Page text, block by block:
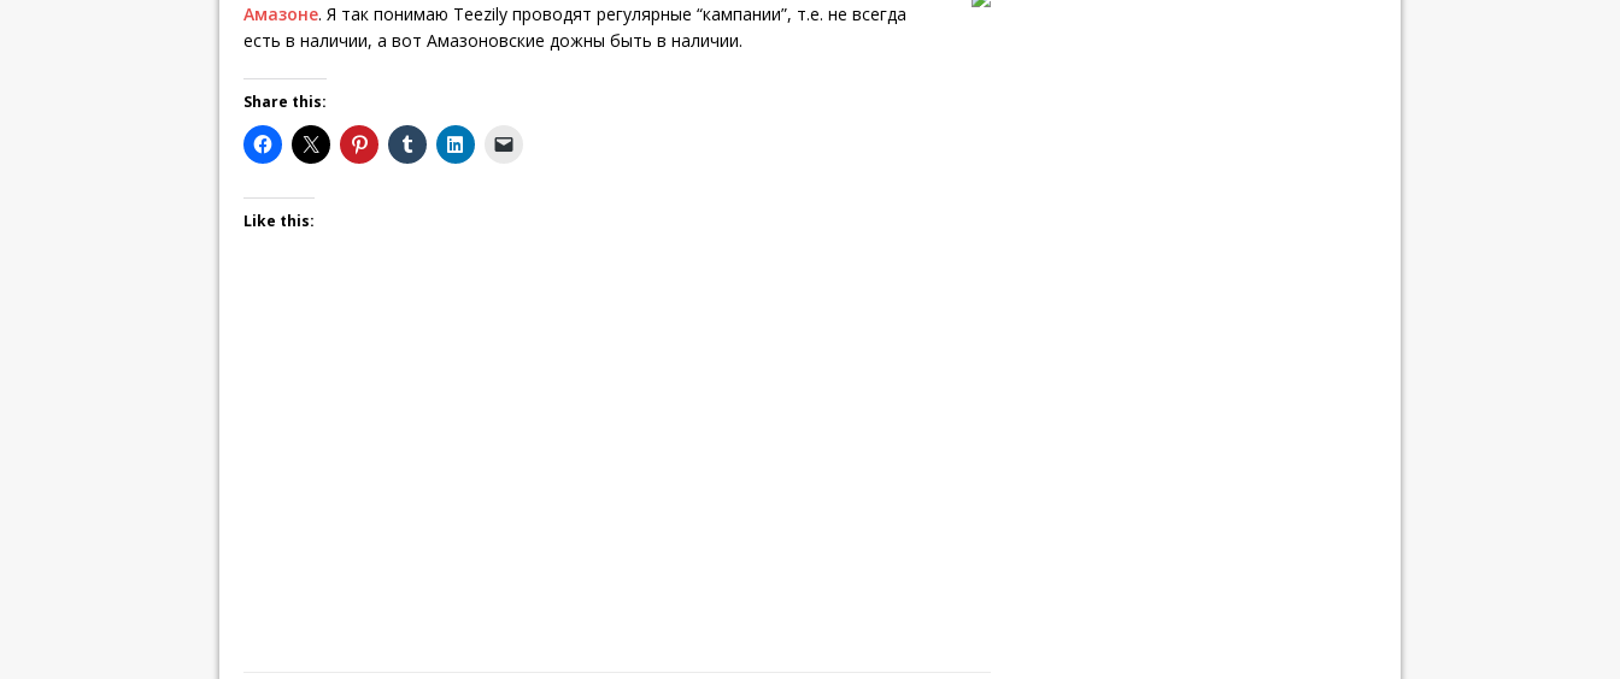
Амазоне. Я так понимаю Teezily проводят регулярные “кампании”, т.е. не всегда
есть в наличии, а вот Амазоновские дожны быть в наличии.
Share this:
Like this: